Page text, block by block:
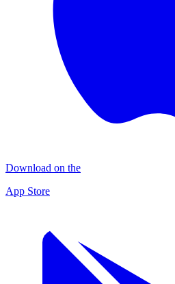
Download on the
App Store